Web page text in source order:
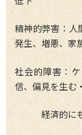
精神的弊害：人
発生、増悪、家
社会的障害：
信、偏見を生む
経済的にも